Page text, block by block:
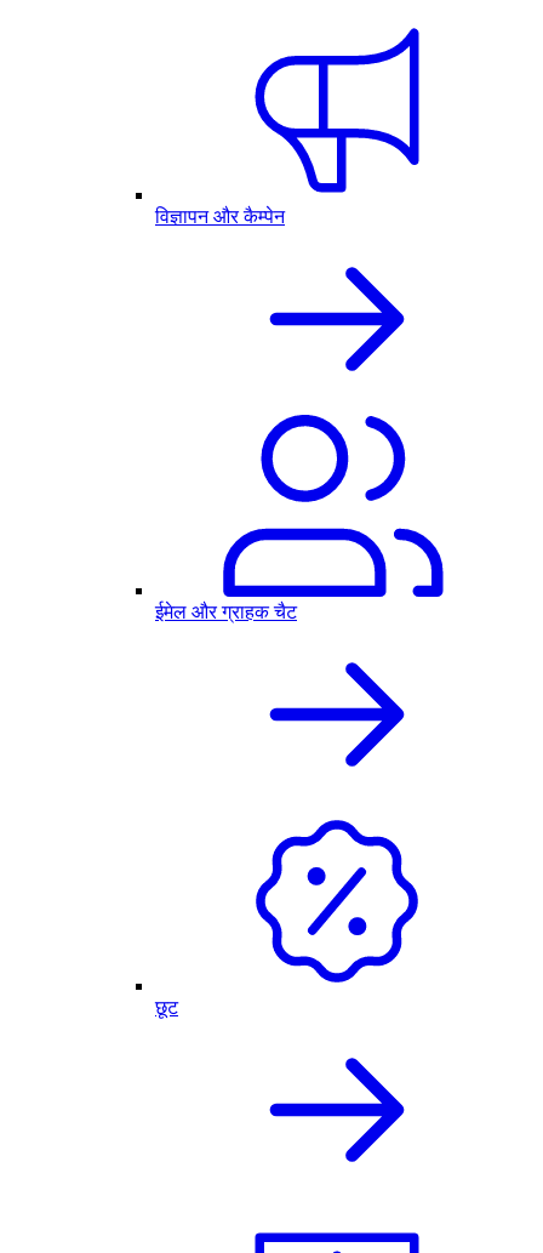
विज्ञापन और कैम्पेन
ईमेल और ग्राहक चैट
छूट